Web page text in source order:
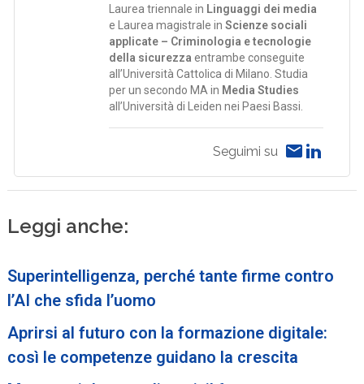
Laurea triennale in Linguaggi dei media
e Laurea magistrale inScienze sociali
applicate – Criminologia e tecnologie
della sicurezza entrambe conseguite
all’Università Cattolica di Milano. Studia
per un secondo MA in Media Studies
all’Università di Leiden nei Paesi Bassi.
Seguimi su
Leggi anche:
Superintelligenza, perché tante firme contro
l’AI che sfida l’uomo
Aprirsi al futuro con la formazione digitale:
così le competenze guidano la crescita